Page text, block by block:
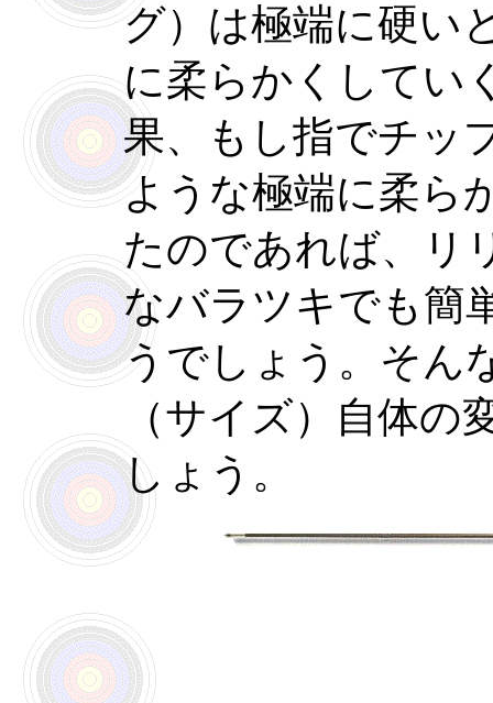
グ）は極端に硬い
に柔らかくしてい
果、もし指でチッ
ような極端に柔ら
たのであれば、リ
なバラツキでも簡
うでしょう。そん
（サイズ）自体の
しょう。